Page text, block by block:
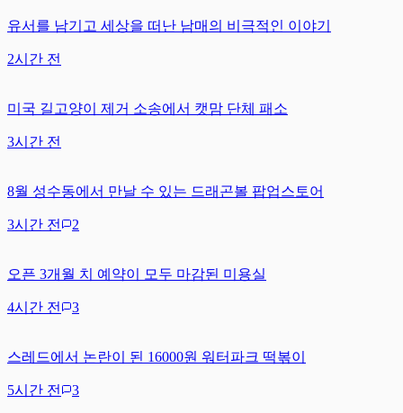
유서를 남기고 세상을 떠난 남매의 비극적인 이야기
2시간 전
미국 길고양이 제거 소송에서 캣맘 단체 패소
3시간 전
8월 성수동에서 만날 수 있는 드래곤볼 팝업스토어
3시간 전 2
오픈 3개월 치 예약이 모두 마감된 미용실
4시간 전 3
스레드에서 논란이 된 16000원 워터파크 떡볶이
5시간 전 3